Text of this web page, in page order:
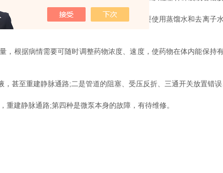
免去垢剂、磷酸或者碱性溶剂。清洗后，要使用蒸馏水和去离子
据病情需要可随时调整药物浓度、速度，使药物在体内能保持
至重建静脉通路;二是管道的阻塞、受压反折、三通开关放置错误
建静脉通路;第四种是微泵本身的故障，有待维修。